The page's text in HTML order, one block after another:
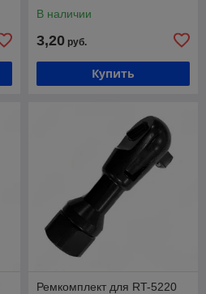
В наличии
3,20 руб.
Купить
Ремкомплект для RT-5220